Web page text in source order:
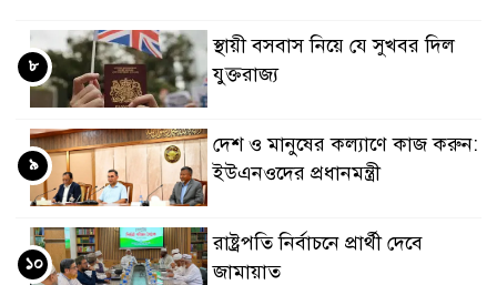
স্থায়ী বসবাস নিয়ে যে সুখবর দিল
যুক্তরাজ্য
৮
দেশ ও মানুষের কল্যাণে কাজ করুন:
ইউএনওদের প্রধানমন্ত্রী
৯
রাষ্ট্রপতি নির্বাচনে প্রার্থী দেবে
জামায়াত
১০